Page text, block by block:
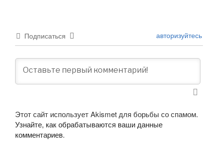
Подписаться авторизуйтесь
Этот сайт использует Akismet для борьбы со спамом.
Узнайте, как обрабатываются ваши данные
комментариев.